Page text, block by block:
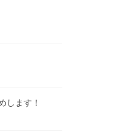
します！